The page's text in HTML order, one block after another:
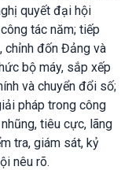
quyết đại hội
tác năm; tiếp
chỉnh đốn Đảng và
bộ máy, sắp xếp
và chuyển đổi số;
pháp trong công
tiêu cực, lãng
tra, giám sát, kỷ
nêu rõ.